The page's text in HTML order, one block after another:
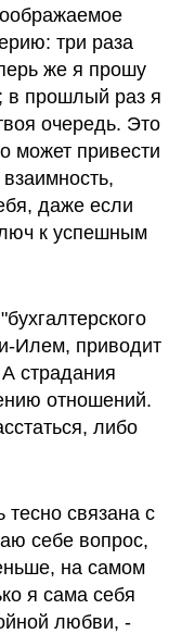
три раза
же я прошу
в прошлый раз я
очередь. Это
может привести
даже если
к успешным
Илем, приводит
страдания
отношений.
либо
связана с
себе вопрос,
на самом
я сама себя
любви, -